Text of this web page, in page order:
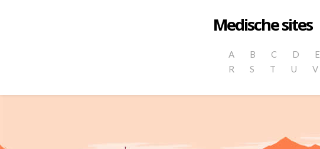
Medische sites
A B C D E
R
S T U V